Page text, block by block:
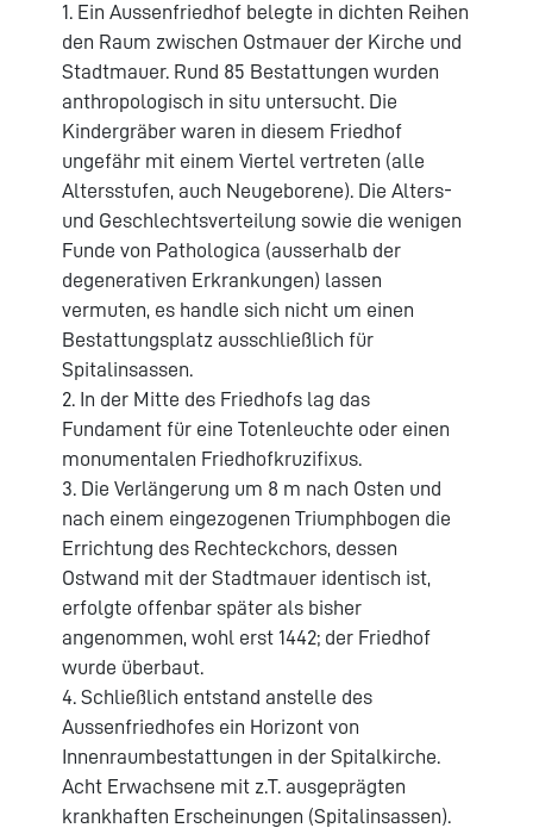
1. Ein Aussenfriedhof belegte in dichten Reihen
den Raum zwischen Ostmauer der Kirche und
Stadtmauer. Rund 85 Bestattungen wurden
anthropologisch in situ untersucht. Die
Kindergräber waren in diesem Friedhof
ungefähr mit einem Viertel vertreten (alle
Altersstufen, auch Neugeborene). Die Alters-
und Geschlechtsverteilung sowie die wenigen
Funde von Pathologica (ausserhalb der
degenerativen Erkrankungen) lassen
vermuten, es handle sich nicht um einen
Bestattungsplatz ausschließlich für
Spitalinsassen.
2. In der Mitte des Friedhofs lag das
Fundament für eine Totenleuchte oder einen
monumentalen Friedhofkruzifixus.
3. Die Verlängerung um 8 m nach Osten und
nach einem eingezogenen Triumphbogen die
Errichtung des Rechteckchors, dessen
Ostwand mit der Stadtmauer identisch ist,
erfolgte offenbar später als bisher
angenommen, wohl erst 1442; der Friedhof
wurde überbaut.
4. Schließlich entstand anstelle des
Aussenfriedhofes ein Horizont von
Innenraumbestattungen in der Spitalkirche.
Acht Erwachsene mit z.T. ausgeprägten
krankhaften Erscheinungen (Spitalinsassen).